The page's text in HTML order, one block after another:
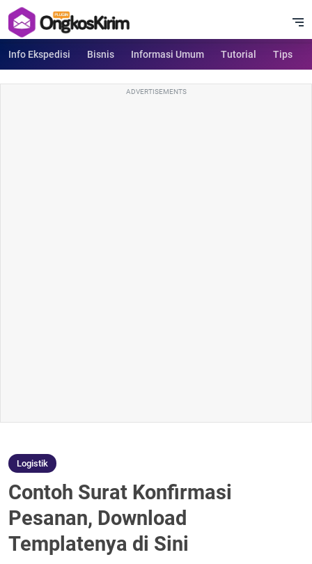
Info Ekspedisi Bisnis Informasi Umum Tutorial Tips
ADVERTISEMENTS
Logistik
Contoh Surat Konfirmasi
Pesanan, Download
Templatenya di Sini